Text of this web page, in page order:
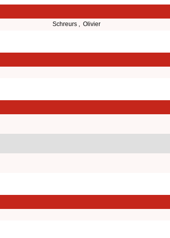
Schreurs , Olivier